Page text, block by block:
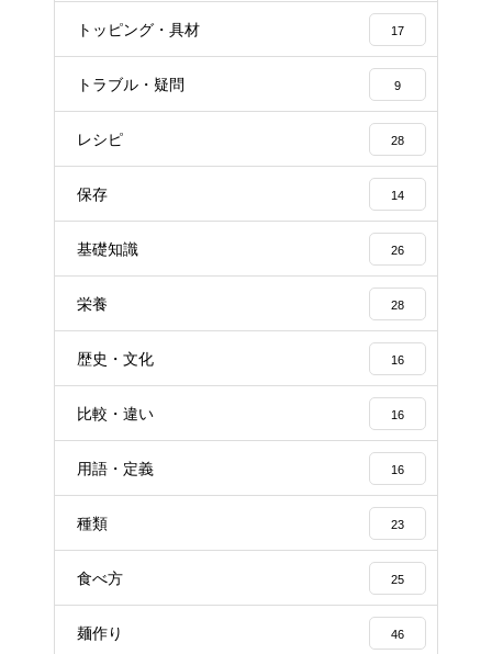
トッピング・具材 17
トラブル・疑問 9
レシピ 28
保存 14
基礎知識 26
栄養 28
歴史・文化 16
比較・違い 16
用語・定義 16
種類 23
食べ方 25
麺作り 46